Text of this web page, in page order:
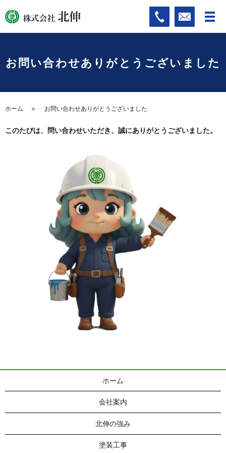
お問い合わせありがとうございました
ホーム お問い合わせありがとうございました
このたびは、問い合わせいただき、誠にありがとうございました。
ホーム
会社案内
北伸の強み
塗装工事